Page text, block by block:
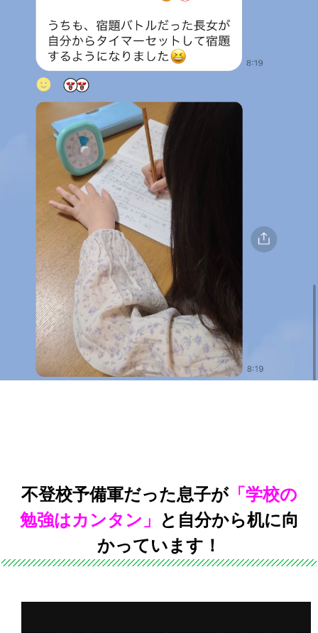
不登校予備軍だった息子が「学校の
勉強はカンタン」
と自分から机に向
かっています！